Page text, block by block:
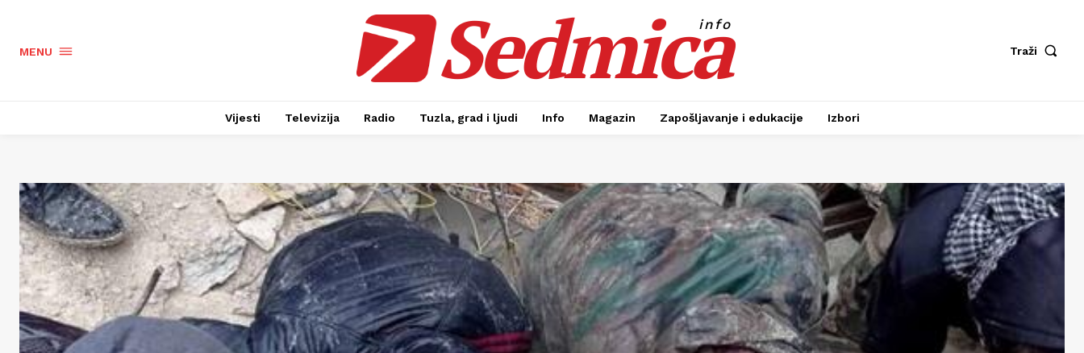
MENU Sedmica
info
Traži
Vijesti Televizija Radio Tuzla, grad i ljudi Info Magazin Zapošljavanje i edukacije Izbori